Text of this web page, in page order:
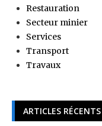
Restauration
Secteur minier
Services
Transport
Travaux
ARTICLES RÉCENTS